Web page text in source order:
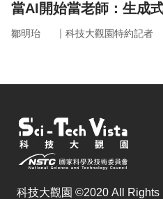
當AI開始當老師：生成
鄒明珆 ｜ 科技大觀園特約記者
科技大觀園 ©2020 All Rights